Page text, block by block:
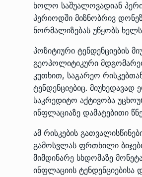
ხოლო საშუალოვადიან
პერიოდში მიზნობრივ
ნორმალიზებას უწყობს
პოზიტიური ტენდენციების
გეოპოლიტიკური
კუთხით, საგარეო
ტენდენციებიც.
საკრედიტო აქტივობა
ინფლაციაზე დამატებითი
ამ რისკების
გამოსვლას ფრთხილი
მიმდინარე სხდომაზე
ინფლაციის